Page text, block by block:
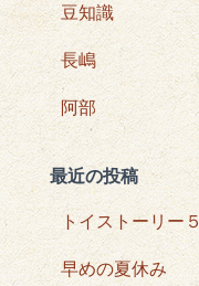
豆知識
長嶋
阿部
最近の投稿
トイストーリー５
早めの夏休み